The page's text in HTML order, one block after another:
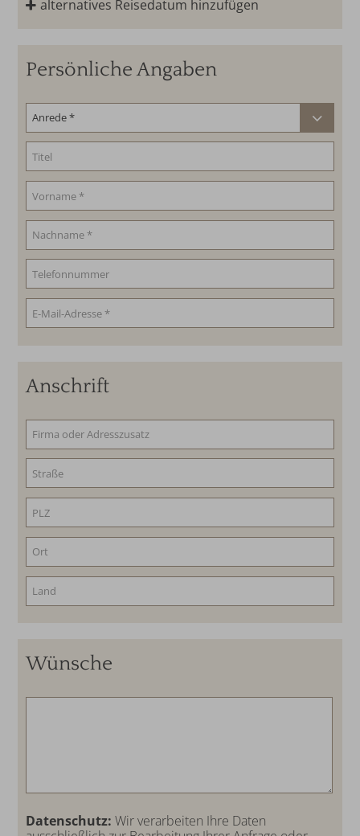
alternatives Reisedatum hinzufügen
Persönliche Angaben
Anschrift
Wünsche
Datenschutz: Wir verarbeiten Ihre Daten